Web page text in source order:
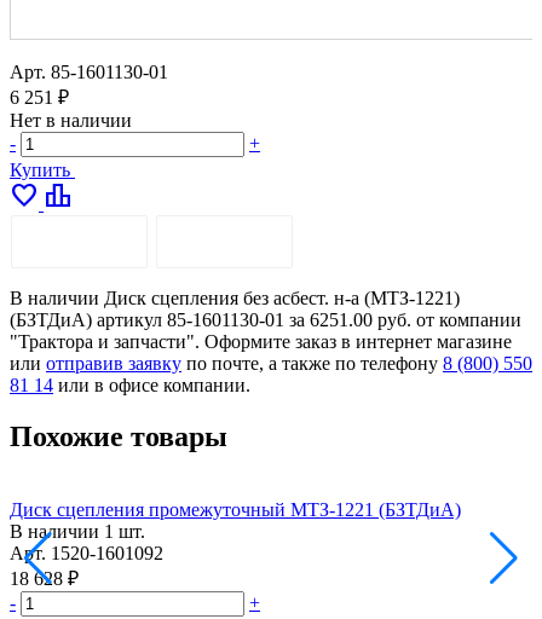
Арт. 85-1601130-01
6 251 ₽
Нет в наличии
-
+
Купить
favorite leaderboard
В наличии Диск сцепления без асбест. н-а (МТЗ-1221)
(БЗТДиА) артикул 85-1601130-01 за 6251.00 руб. от компании
"Трактора и запчасти". Оформите заказ в интернет магазине
или отправив заявку по почте, а также по телефону 8 (800) 550
81 14 или в офисе компании.
Похожие товары
Диск сцепления промежуточный МТЗ-1221 (БЗТДиА)
В наличии 1 шт.
Арт. 1520-1601092
18 628 ₽
-
+